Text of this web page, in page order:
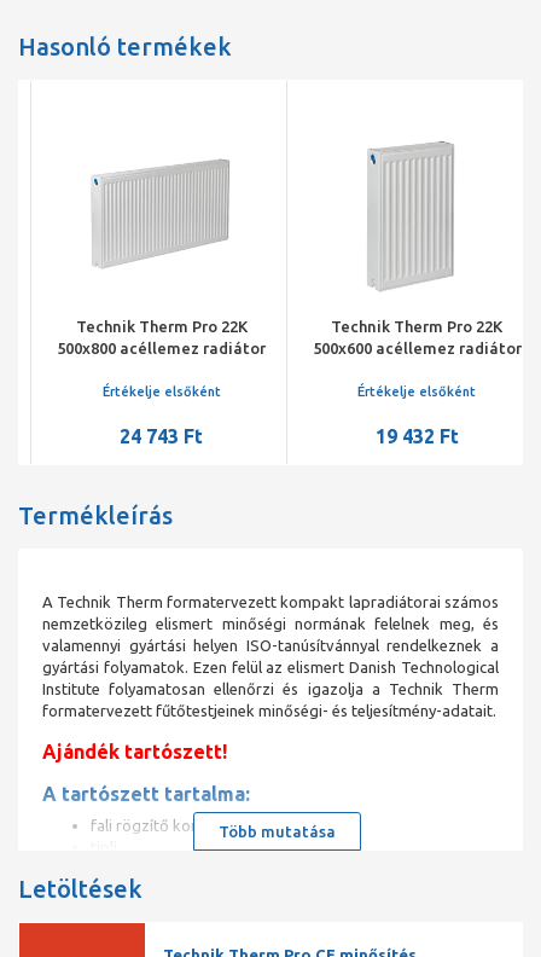
Hasonló termékek
Technik Therm Pro 22K
500x800 acéllemez radiátor
Értékelje elsőként
24 743 Ft
Technik Therm Pro 22K
500x600 acéllemez radiátor
Értékelje elsőként
19 432 Ft
Termékleírás
A Technik Therm formatervezett kompakt lapradiátorai számos
nemzetközileg elismert minőségi normának felelnek meg, és
valamennyi gyártási helyen ISO-tanúsítvánnyal rendelkeznek a
gyártási folyamatok. Ezen felül az elismert Danish Technological
Institute folyamatosan ellenőrzi és igazolja a Technik Therm
formatervezett fűtőtestjeinek minőségi- és teljesítmény-adatait.
Ajándék tartószett!
A tartószett tartalma:
fali rögzítő konzol
tipli
kézi légtelenítő
Több mutatása
Letöltések